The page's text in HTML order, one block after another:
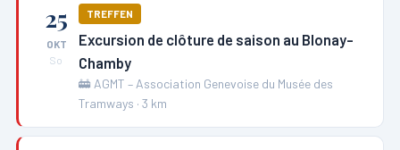
25
OKT
So
TREFFEN
Excursion de clôture de saison au Blonay-
Chamby
🚋 AGMT – Association Genevoise du Musée des
Tramways ·3 km